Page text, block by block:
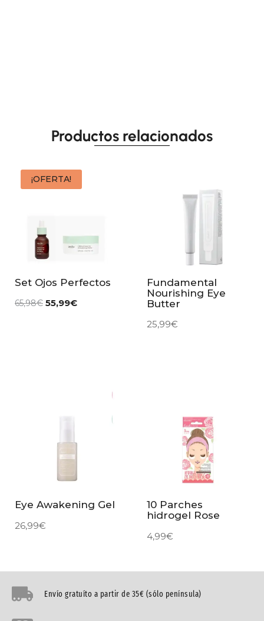
Productos relacionados
¡OFERTA!
Set Ojos Perfectos
65,98€ 55,99€
Fundamental
Nourishing Eye
Butter
25,99€
Eye Awakening Gel
26,99€
10 Parches
hidrogel Rose
4,99€
Envío gratuíto a partir de 35€ (sólo península)